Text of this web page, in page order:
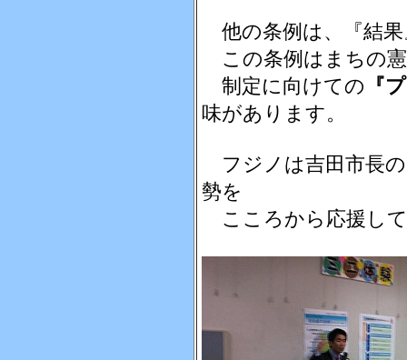
他の条例は、『結
この条例はまちの
制定に向けての 『
味があります。
フジノは吉田市長
勢を
こころから応援し